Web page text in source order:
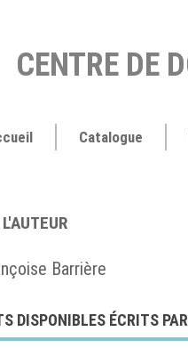
CENTRE DE
Catalogue
Barrière
DISPONIBLES ÉCRITS